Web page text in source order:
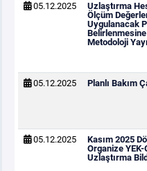
05.12.2025
Uzlaştırma
Ölçüm
Uygulanacak
Metodoloji
05.12.2025 Planlı Bakım
05.12.2025
Kasım 2025
Organize YEK-
Uzlaştırma